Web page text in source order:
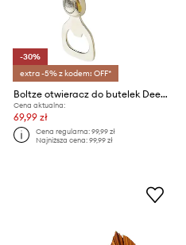
-30%
extra -5% z kodem: OFF*
Boltze otwieracz do butelek Deer 18 cm
Cena aktualna:
69,99 zł
Cena regularna:99,99 zł
Najniższa cena:99,99 zł